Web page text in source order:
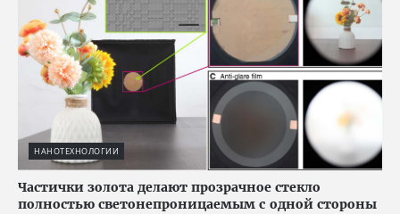
НАНОТЕХНОЛОГИИ
Частички золота делают прозрачное стекло
полностью светонепроницаемым с одной стороны